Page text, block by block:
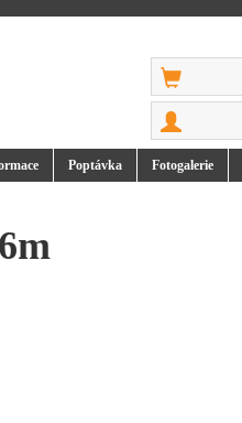
Poptávka Fotogalerie